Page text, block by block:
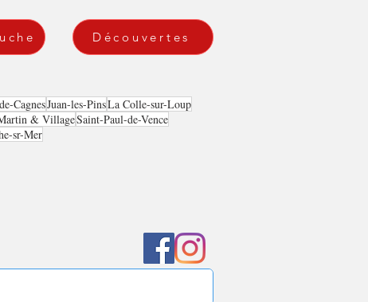
Découvertes
CagnesJuan-les-PinsLa Colle-sur-Loup
& VillageSaint-Paul-de-Vence
sr-Mer